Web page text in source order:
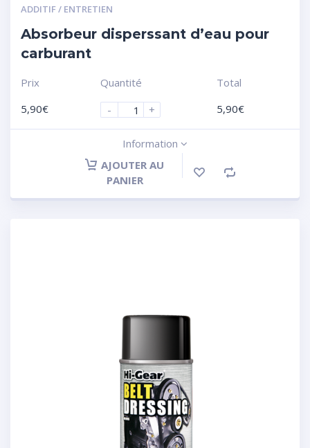
ADDITIF / ENTRETIEN
Absorbeur disperssant d’eau pour
carburant
Prix
5,90€
Quantité
-
+
Total
5,90€
Information
AJOUTER AU
PANIER